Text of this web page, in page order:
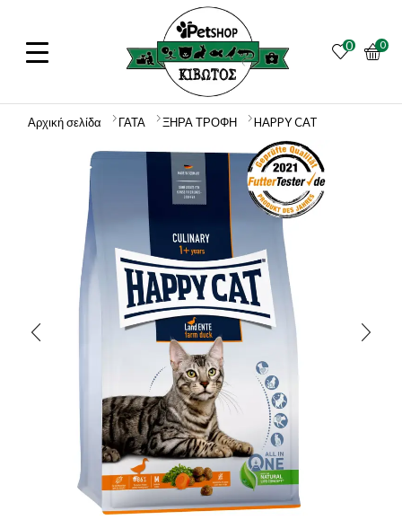
0 0
Αρχική σελίδα ΓΑΤΑ ΞΗΡΑ ΤΡΟΦΗ HAPPY CAT